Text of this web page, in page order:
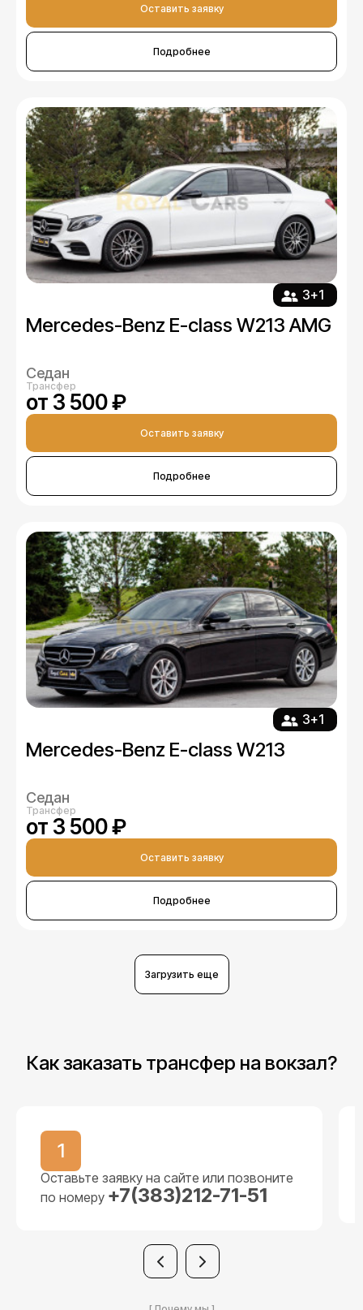
Оставить заявку
Подробнее
3+1
Mercedes-Benz E-class W213 AMG
Седан
Трансфер
от 3 500 ₽
Оставить заявку
Подробнее
3+1
Mercedes-Benz E-class W213
Седан
Трансфер
от 3 500 ₽
Оставить заявку
Подробнее
Загрузить еще
Как заказать трансфер на вокзал?
1
Оставьте заявку на сайте или позвоните
по номеру +7(383)212-71-51